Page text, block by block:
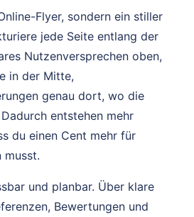
Flyer, sondern ein stiller
jede Seite entlang der
Nutzenversprechen oben,
in der Mitte,
genau dort, wo die
entstehen mehr
du einen Cent mehr für
musst.
und planbar. Über klare
Bewertungen und